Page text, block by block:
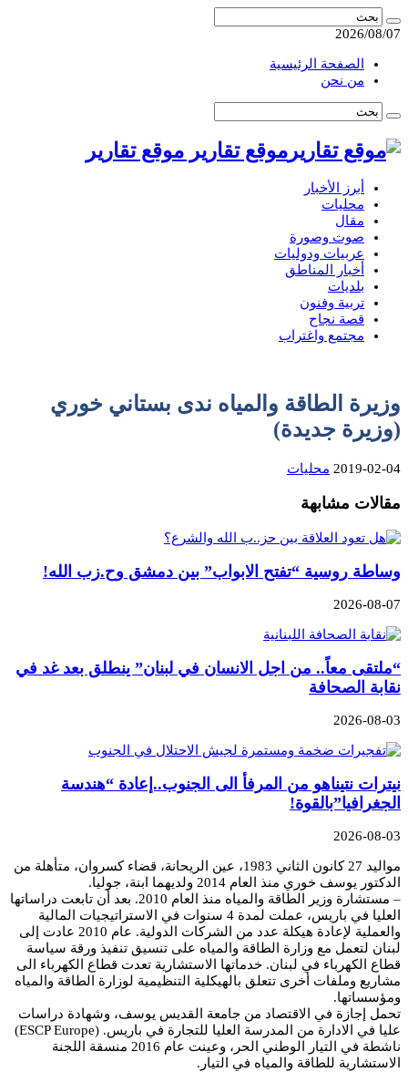
2026/08/07
الصفحة الرئيسية
من نحن
موقع تقارير موقع تقارير
أبرز الأخبار
محليات
مقال
صوت وصورة
عربيات ودوليات
أخبار المناطق
بلديات
تربية وفنون
قصة نجاح
مجتمع واغتراب
وزيرة الطاقة والمياه ندى بستاني خوري
(وزيرة جديدة)
2019-02-04 محليات
مقالات مشابهة
وساطة روسية “تفتح الابواب” بين دمشق وح.زب الله!
2026-08-07
“ملتقى معاً.. من اجل الانسان في لبنان” ينطلق بعد غد في
نقابة الصحافة
2026-08-03
نيترات نتيناهو من المرفأ الى الجنوب..إعادة “هندسة
الجغرافيا”بالقوة!
2026-08-03
مواليد 27 كانون الثاني 1983، عين الريحانة، قضاء كسروان، متأهلة من
الدكتور يوسف خوري منذ العام 2014 ولديهما ابنة، جوليا.
– مستشارة وزير الطاقة والمياه منذ العام 2010. بعد أن تابعت دراساتها
العليا في باريس، عملت لمدة 4 سنوات في الاستراتيجيات المالية
والعملية لإعادة هيكلة عدد من الشركات الدولية. عام 2010 عادت إلى
لبنان لتعمل مع وزارة الطاقة والمياه على تنسيق تنفيذ ورقة سياسة
قطاع الكهرباء في لبنان. خدماتها الاستشارية تعدت قطاع الكهرباء الى
مشاريع وملفات أخرى تتعلق بالهيكلية التنظيمية لوزارة الطاقة والمياه
ومؤسساتها.
تحمل إجازة في الاقتصاد من جامعة القديس يوسف، وشهادة دراسات
عليا في الادارة من المدرسة العليا للتجارة في باريس. (ESCP Europe)
ناشطة في التيار الوطني الحر، وعينت عام 2016 منسقة اللجنة
الاستشارية للطاقة والمياه في التيار.